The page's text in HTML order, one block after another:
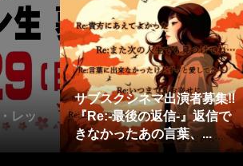
レッ
サブスクシネマ出演者募集‼
『Re:-最後の返信-』返信で
きなかったあの言葉、...